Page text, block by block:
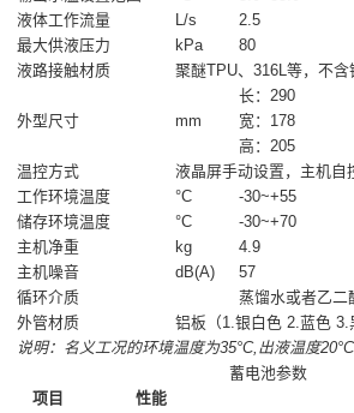
液体工作流量
L/s
2.5
最大供液压力
kPa
80
液路接触材质
聚醚TPU、316L等，不
外型尺寸 mm
长：290
宽：178
高：205
温控方式
液晶屏手动设置，主机自
工作环境温度
°C
-30~+55
储存环境温度
°C
-30~+70
主机净重
kg
4.9
主机噪音
dB(A)
57
循环介质
蒸馏水或者乙二
外管材质
铝板（1.银白色 2.蓝色 3.
说明：名义工况的环境温度为35°C,出液温度20°C
蓄电池参数
项目
性能